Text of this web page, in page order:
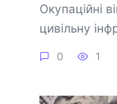
Окупаційні
цивільну
0 1